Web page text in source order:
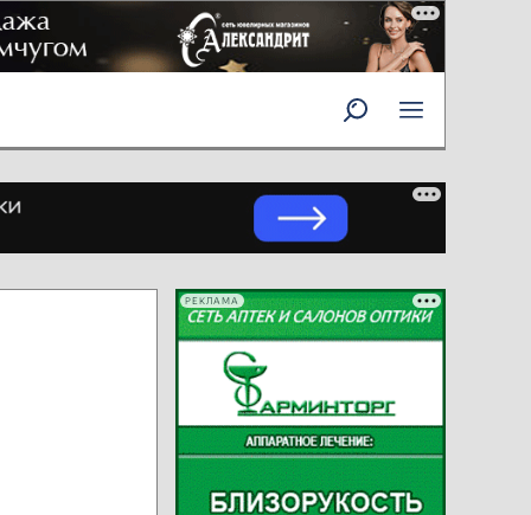
РЕКЛАМА